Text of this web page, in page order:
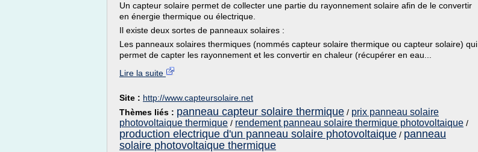
Un capteur solaire permet de collecter une partie du rayonnement solaire afin de le convertir
en énergie thermique ou électrique.
Il existe deux sortes de panneaux solaires :
Les panneaux solaires thermiques (nommés capteur solaire thermique ou capteur solaire) qui
permet de capter les rayonnement et les convertir en chaleur (récupérer en eau...
Lire la suite
Site : http://www.capteursolaire.net
Thèmes liés : panneau capteur solaire thermique / prix panneau solaire
photovoltaique thermique / rendement panneau solaire thermique photovoltaique /
production electrique d'un panneau solaire photovoltaique / panneau
solaire photovoltaique thermique